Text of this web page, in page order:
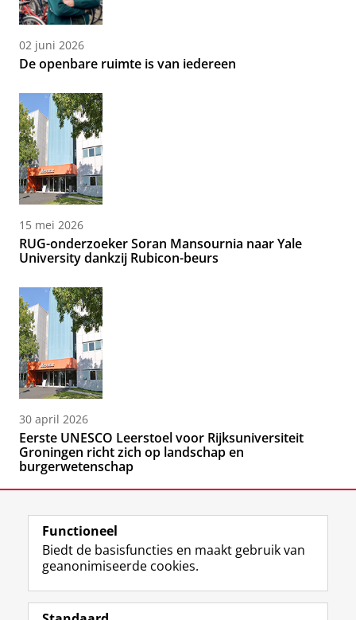
02 juni 2026
De openbare ruimte is van iedereen
15 mei 2026
RUG-onderzoeker Soran Mansournia naar Yale
University dankzij Rubicon-beurs
30 april 2026
Eerste UNESCO Leerstoel voor Rijksuniversiteit
Groningen richt zich op landschap en
burgerwetenschap
Volg de RUG
F
a
L
i
R
S
I
n
Y
o
Functioneel
Biedt de basisfuncties en maakt gebruik van
geanonimiseerde cookies.